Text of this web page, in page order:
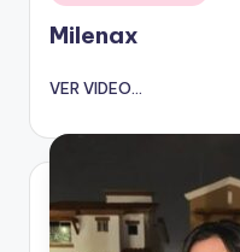
en
Milenax
VER VIDEO...